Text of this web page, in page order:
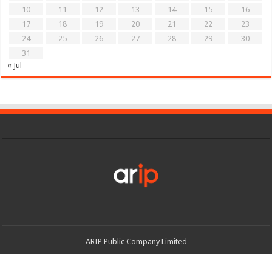
10
11 12 13 14 15
16
17
18 19 20 21 22
23
24
25 26 27 28 29
30
31
« Jul
ARIP Public Company Limited